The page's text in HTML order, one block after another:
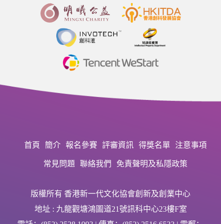
首頁 簡介 報名參賽 評審資訊 得獎名單 注意事項
常見問題 聯絡我們 免責聲明及私隱政策
版權所有 香港新一代文化協會創新及創業中心
地址 : 九龍觀塘鴻圖道21號訊科中心23樓F室